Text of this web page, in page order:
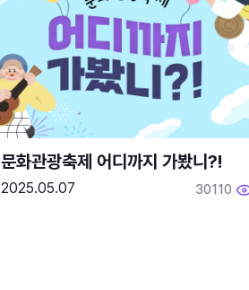
문화관광축제 어디까지 가봤니?!
2025.05.07 30110